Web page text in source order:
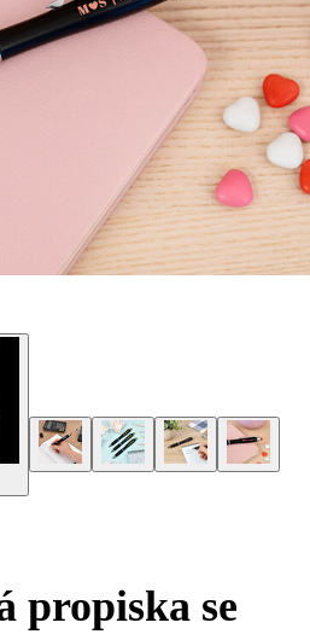
propiska se